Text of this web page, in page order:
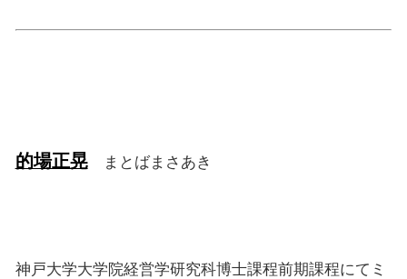
的場正晃まとばまさあき
神戸大学大学院経営学研究科博士課程前期課程にてミ